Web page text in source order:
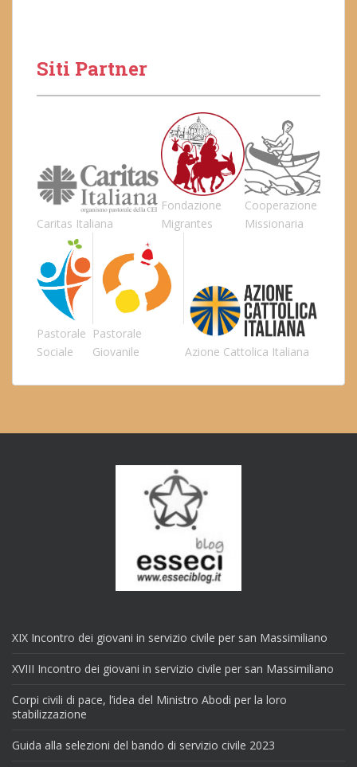
Siti Partner
Caritas Italiana
Fondazione
Migrantes
Cooperazione
Missionaria
Pastorale
Sociale
Pastorale
Giovanile
Azione Cattolica Italiana
XIX Incontro dei giovani in servizio civile per san Massimiliano
XVIII Incontro dei giovani in servizio civile per san Massimiliano
Corpi civili di pace, l’idea del Ministro Abodi per la loro
stabilizzazione
Guida alla selezioni del bando di servizio civile 2023